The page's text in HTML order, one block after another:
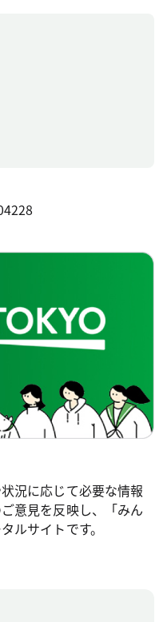
況に応じて必要な情報
意見を反映し、「みん
ルサイトです。